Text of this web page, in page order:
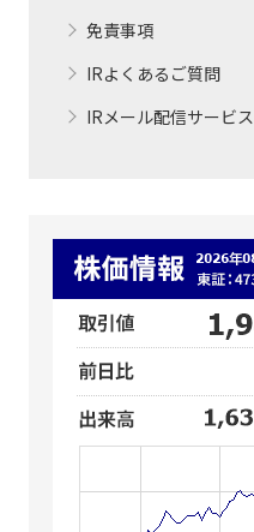
免責事項
IRよくあるご質問
IRメール配信サービス